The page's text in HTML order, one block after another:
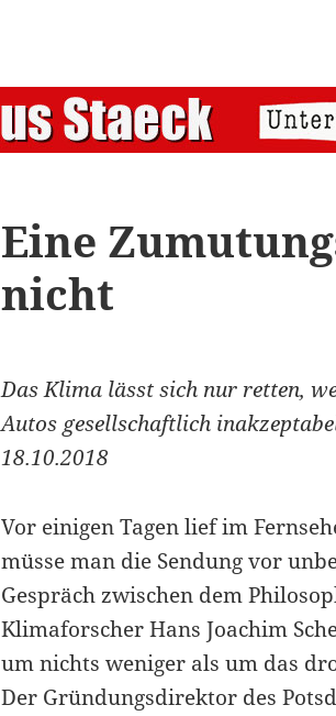
Eine
nicht
Das Klima lässt sich nur retten,
Autos gesellschaftlich
18.10.2018
Vor einigen Tagen lief im
müsse man die Sendung vor
Gespräch zwischen dem
Klimaforscher Hans Joachim
um nichts weniger als um das
Der Gründungsdirektor des